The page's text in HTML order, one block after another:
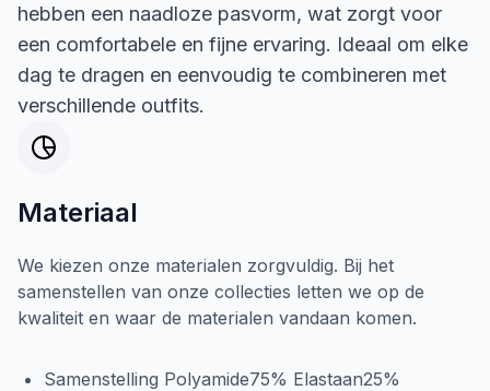
hebben een naadloze pasvorm, wat zorgt voor
een comfortabele en fijne ervaring. Ideaal om elke
dag te dragen en eenvoudig te combineren met
verschillende outfits.
Materiaal
We kiezen onze materialen zorgvuldig. Bij het
samenstellen van onze collecties letten we op de
kwaliteit en waar de materialen vandaan komen.
Samenstelling Polyamide75% Elastaan25%